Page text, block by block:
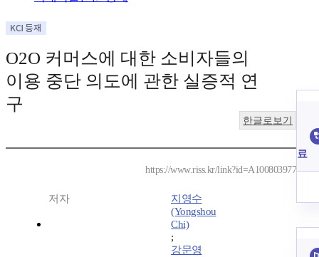
O2O 커머스에 대한 소비자들의
이용 중단 의도에 관한 실증적 연
구
한글로보기
https://www.riss.kr/link?id=A100803977
저자
지영수
(Yongshou
Chi)
;
강문영
료